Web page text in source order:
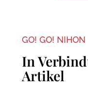
GO! GO! NIHON
In
Artikel